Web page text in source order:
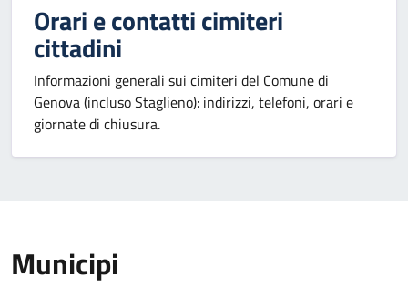
Orari e contatti cimiteri
cittadini
Informazioni generali sui cimiteri del Comune di
Genova (incluso Staglieno): indirizzi, telefoni, orari e
giornate di chiusura.
Municipi